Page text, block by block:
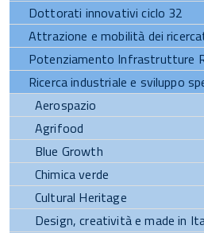
Dottorati innovativi ciclo 32
Attrazione e mobilità dei
Potenziamento Infrastrutture
Ricerca industriale e sviluppo
Aerospazio
Agrifood
Blue Growth
Chimica verde
Cultural Heritage
Design, creatività e made in